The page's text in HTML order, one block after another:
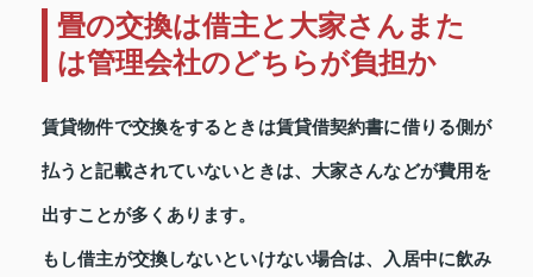
畳の交換は借主と大家さんまた
は管理会社のどちらが負担か
賃貸物件で交換をするときは賃貸借契約書に借りる側が
払うと記載されていないときは、大家さんなどが費用を
出すことが多くあります。
もし借主が交換しないといけない場合は、入居中に飲み